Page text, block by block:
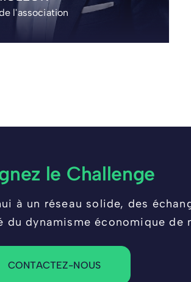
le Challenge
du dynamisme économique de